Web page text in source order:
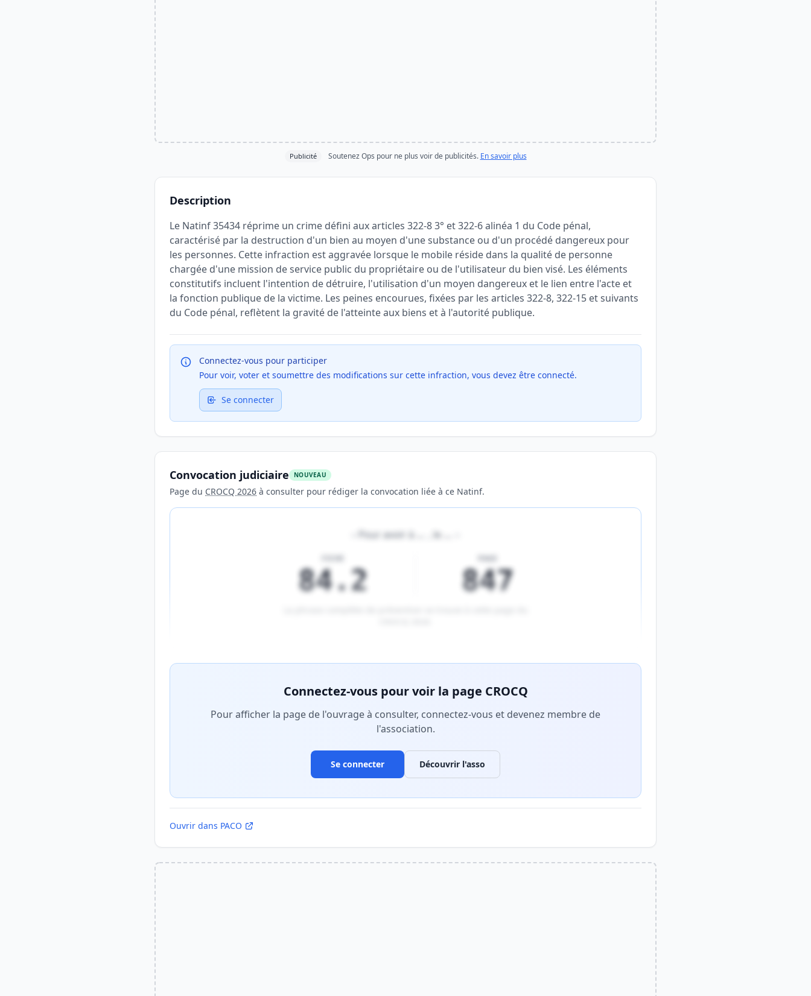
Publicité Soutenez Ops pour ne plus voir de publicités. En savoir plus
Description
Le Natinf 35434 réprime un crime défini aux articles 322-8 3° et 322-6 alinéa 1 du Code pénal,
caractérisé par la destruction d'un bien au moyen d'une substance ou d'un procédé dangereux pour
les personnes. Cette infraction est aggravée lorsque le mobile réside dans la qualité de personne
chargée d'une mission de service public du propriétaire ou de l'utilisateur du bien visé. Les éléments
constitutifs incluent l'intention de détruire, l'utilisation d'un moyen dangereux et le lien entre l'acte et
la fonction publique de la victime. Les peines encourues, fixées par les articles 322-8, 322-15 et suivants
du Code pénal, reflètent la gravité de l'atteinte aux biens et à l'autorité publique.
Connectez-vous pour participer
Pour voir, voter et soumettre des modifications sur cette infraction, vous devez être connecté.
Se connecter
Convocation judiciaire NOUVEAU
Page du CROCQ 2026 à consulter pour rédiger la convocation liée à ce Natinf.
Pour avoir à , le
84.2 847
Connectez-vous pour voir la page CROCQ
Pour afficher la page de l'ouvrage à consulter, connectez-vous et devenez membre de
l'association.
Se connecter Découvrir l'asso
Ouvrir dans PACO